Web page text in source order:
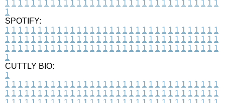
1 1 1 1 1 1 1 1 1 1 1 1 1 1 1 1 1 1 1 1 1 1 1 1 1 1 1 1 1 1 1 1 1
1
SPOTIFY:
1 1 1 1 1 1 1 1 1 1 1 1 1 1 1 1 1 1 1 1 1 1 1 1 1 1 1 1 1 1 1 1 1
1 1 1 1 1 1 1 1 1 1 1 1 1 1 1 1 1 1 1 1 1 1 1 1 1 1 1 1 1 1 1 1 1
1 1 1 1 1 1 1 1 1 1 1 1 1 1 1 1 1 1 1 1 1 1 1 1 1 1 1 1 1 1 1 1 1
1
CUTTLY BIO:
1
1 1 1 1 1 1 1 1 1 1 1 1 1 1 1 1 1 1 1 1 1 1 1 1 1 1 1 1 1 1 1 1 1
1 1 1 1 1 1 1 1 1 1 1 1 1 1 1 1 1 1 1 1 1 1 1 1 1 1 1 1 1 1 1 1 1